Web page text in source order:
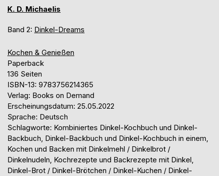
K. D. Michaelis
Band 2: Dinkel-Dreams
Kochen & Genießen
Paperback
136 Seiten
ISBN-13: 9783756214365
Verlag: Books on Demand
Erscheinungsdatum: 25.05.2022
Sprache: Deutsch
Schlagworte: Kombiniertes Dinkel-Kochbuch und Dinkel-
Backbuch, Dinkel-Backbuch und Dinkel-Kochbuch in einem,
Kochen und Backen mit Dinkelmehl / Dinkelbrot /
Dinkelnudeln, Kochrezepte und Backrezepte mit Dinkel,
Dinkel-Brot / Dinkel-Brötchen / Dinkel-Kuchen / Dinkel-